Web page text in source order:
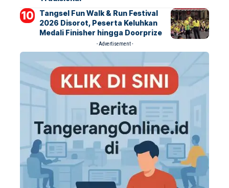
Tangsel Fun Walk & Run Festival
2026 Disorot, Peserta Keluhkan
Medali Finisher hingga Doorprize
- Advertisement -